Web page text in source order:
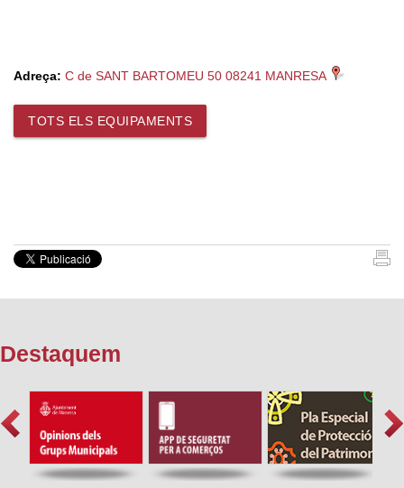
Adreça: C de SANT BARTOMEU 50 08241 MANRESA
TOTS ELS EQUIPAMENTS
Destaquem